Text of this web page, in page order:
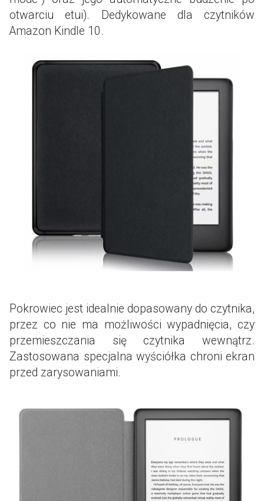
otwarciu etui). Dedykowane dla czytników
Amazon Kindle 10.
Pokrowiec jest idealnie dopasowany do czytnika,
przez co nie ma możliwości wypadnięcia, czy
przemieszczania się czytnika wewnątrz.
Zastosowana specjalna wyściółka chroni ekran
przed zarysowaniami.